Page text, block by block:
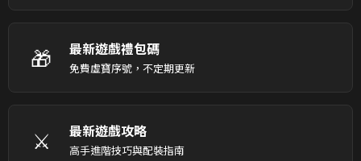
🎁 最新遊戲禮包碼
免費虛寶序號，不定期更新
⚔️ 最新遊戲攻略
高手進階技巧與配裝指南